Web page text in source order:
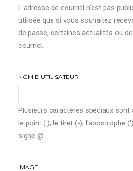
L'adresse de courriel n'est pas
utilisée que si vous souhaitez
de passe, certaines actualités ou
courriel.
NOM D'UTILISATEUR
Plusieurs caractères spéciaux sont
le point (.), le tiret (-), l'apostrophe
signe @.
IMAGE